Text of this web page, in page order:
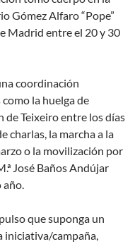
Gómez Alfaro “Pope”
Madrid entre el 20 y 30
coordinación
la huelga de
de Teixeiro entre los días
charlas, la marcha a la
o la movilización por
José Baños Andújar
año.
que suponga un
iniciativa/campaña,